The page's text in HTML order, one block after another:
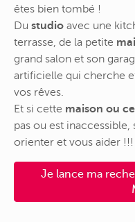
êtes bien tombé !
Du studio avec une
terrasse, de la petite
grand salon et son
artificielle qui cherche
vos rêves.
Et si cette maison ou
pas ou est
orienter et vous aider !!!
Je lance ma